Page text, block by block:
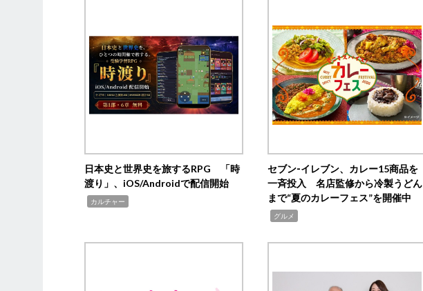
日本史と世界史を旅するRPG 「時
渡り」、iOS/Androidで配信開始
カルチャー
セブン‐イレブン、カレー15商品を
一斉投入 名店監修から冷製うどん
まで“夏のカレーフェス”を開催中
グルメ